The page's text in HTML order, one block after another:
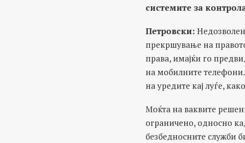
системите за
Петровски:
прекршување на
права, имајќи го
на мобилните
на уредите кај луѓе,
Моќта на ваквите
ограничено, односно
безбедносните служби